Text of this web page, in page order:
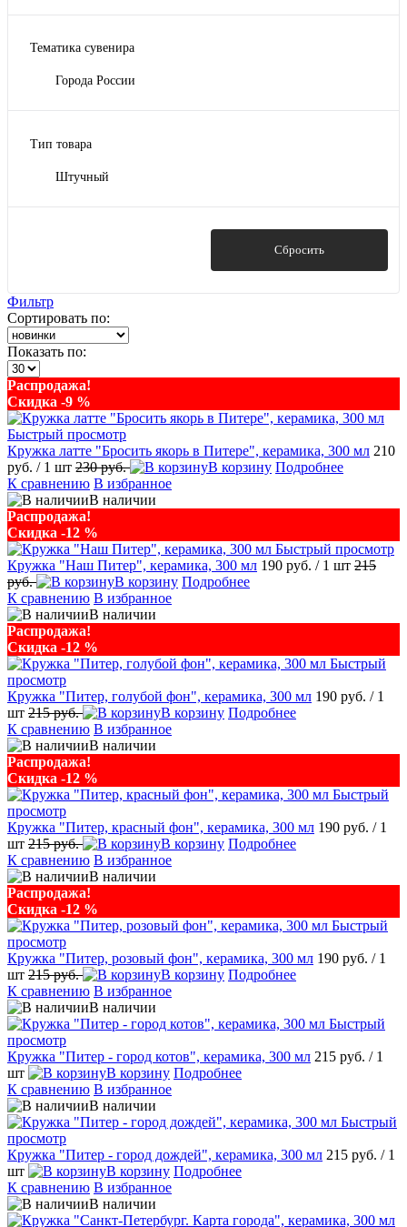
Тематика сувенира
Города России
Тип товара
Штучный
Сбросить
Фильтр
Сортировать по:
Показать по:
Распродажа!
Скидка -9 %
Быстрый просмотр
Кружка латте "Бросить якорь в Питере", керамика, 300 мл 210
руб. / 1 шт 230 руб. В корзину Подробнее
К сравнению В избранное
В наличии
Распродажа!
Скидка -12 %
Быстрый просмотр
Кружка "Наш Питер", керамика, 300 мл 190 руб. / 1 шт 215
руб.
В корзину Подробнее
К сравнению В избранное
В наличии
Распродажа!
Скидка -12 %
Быстрый
просмотр
Кружка "Питер, голубой фон", керамика, 300 мл 190 руб. / 1
шт 215 руб. В корзину Подробнее
К сравнению В избранное
В наличии
Распродажа!
Скидка -12 %
Быстрый
просмотр
Кружка "Питер, красный фон", керамика, 300 мл 190 руб. / 1
шт 215 руб. В корзину Подробнее
К сравнению В избранное
В наличии
Распродажа!
Скидка -12 %
Быстрый
просмотр
Кружка "Питер, розовый фон", керамика, 300 мл 190 руб. / 1
шт 215 руб. В корзину Подробнее
К сравнению В избранное
В наличии
Быстрый
просмотр
Кружка "Питер - город котов", керамика, 300 мл 215 руб. / 1
шт
В корзину Подробнее
К сравнению В избранное
В наличии
Быстрый
просмотр
Кружка "Питер - город дождей", керамика, 300 мл 215 руб. / 1
шт
В корзину Подробнее
К сравнению В избранное
В наличии